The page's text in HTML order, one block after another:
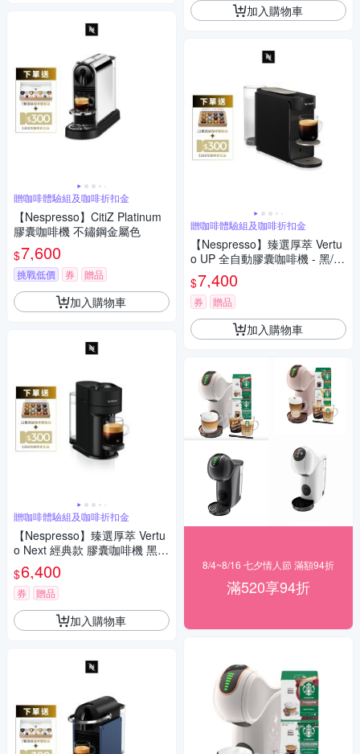
贈咖啡體驗組及咖啡折扣金
【Nespresso】CitiZ Platinum
膠囊咖啡機 不鏽鋼金屬色
$7,600
挑戰低價 券 贈品
加入購物車
贈咖啡體驗組及咖啡折扣金
【Nespresso】臻選厚萃 Vertu
o Next 經典款 膠囊咖啡機 黑/
紅/白/灰
$6,400
券 贈品
加入購物車
加入購物車
贈咖啡體驗組及咖啡折扣金
【Nespresso】臻選厚萃 Vertu
o UP 全自動膠囊咖啡機 - 黑/
灰/白
$7,400
券 贈品
加入購物車
8/4~8/16 七夕情人節 滿額94折
滿520享94折